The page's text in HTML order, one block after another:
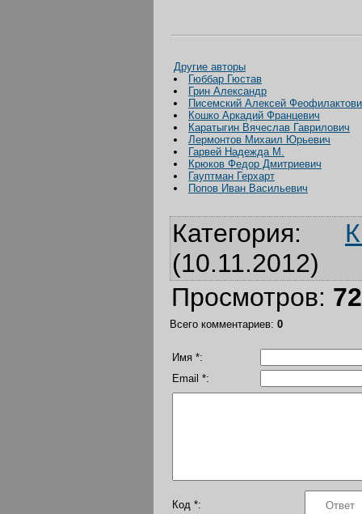
Другие авторы
Гюббар Гюстав
Грин Александр
Писемский Алексей
Кошко Аркадий Францевич
Каратыгин Вячеслав Гаврилович
Лермонтов Михаил Юрьевич
Гарвей Надежда М.
Крюков Федор Дмитриевич
Гауптман Герхарт
Попов Иван Васильевич
Категория:
(10.11.2012)
Просмотров:
Всего комментариев: 0
Имя *:
Email *:
Код *: